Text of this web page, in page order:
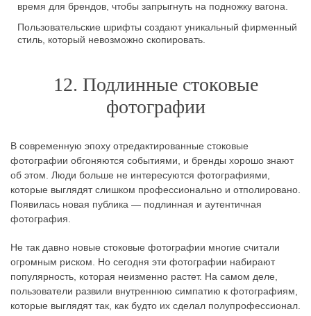
время для брендов, чтобы запрыгнуть на подножку вагона.
Пользовательские шрифты создают уникальный фирменный
стиль, который невозможно скопировать.
12. Подлинные стоковые
фотографии
В современную эпоху отредактированные стоковые
фотографии обгоняются событиями, и бренды хорошо знают
об этом. Люди больше не интересуются фотографиями,
которые выглядят слишком профессионально и отполировано.
Появилась новая публика — подлинная и аутентичная
фотография.
Не так давно новые стоковые фотографии многие считали
огромным риском. Но сегодня эти фотографии набирают
популярность, которая неизменно растет. На самом деле,
пользователи развили внутреннюю симпатию к фотографиям,
которые выглядят так, как будто их сделал полупрофессионал.